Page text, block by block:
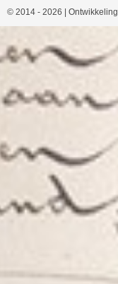
© 2014 - 2026 | Ontwikkeling